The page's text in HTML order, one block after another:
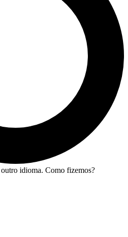
idioma. Como fizemos?